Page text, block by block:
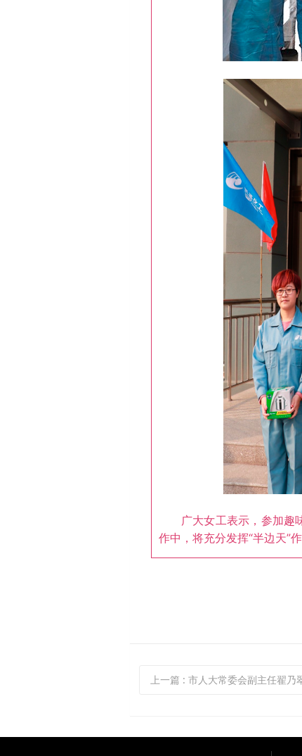
广大女工表示，参加趣味
作中，将充分发挥“半边天”
上一篇 : 市人大常委会副主任翟乃翠 来公司